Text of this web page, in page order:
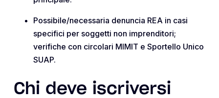
Possibile/necessaria denuncia REA in casi
specifici per soggetti non imprenditori;
verifiche con circolari MIMIT e Sportello Unico
SUAP.
Chi deve iscriversi